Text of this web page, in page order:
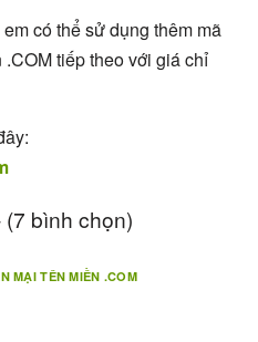
có thể sử dụng thêm mã
tiếp theo với giá chỉ
(7 bình chọn)
MẠI TÊN MIỀN .COM